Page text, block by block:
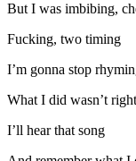
But I was imbibing,
Fucking, two timing
I’m gonna stop
What I did wasn’t
I’ll hear that song